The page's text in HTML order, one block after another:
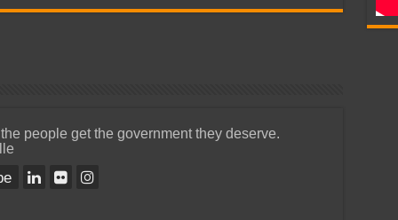
people get the government they deserve.